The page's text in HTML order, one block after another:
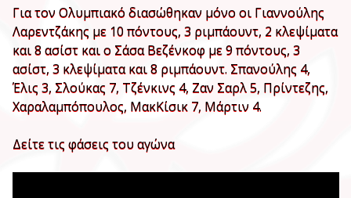
Για τον Ολυμπιακό διασώθηκαν μόνο οι Γιαννούλης
Λαρεντζάκης με 10 πόντους, 3 ριμπάουντ, 2 κλεψίματα
και 8 ασίστ και ο Σάσα Βεζένκοφ με 9 πόντους, 3
ασίστ, 3 κλεψίματα και 8 ριμπάουντ. Σπανούλης 4,
Έλις 3, Σλούκας 7, Τζένκινς 4, Ζαν Σαρλ 5, Πρίντεζης,
Χαραλαμπόπουλος, ΜακΚίσικ 7, Μάρτιν 4.
Δείτε τις φάσεις του αγώνα